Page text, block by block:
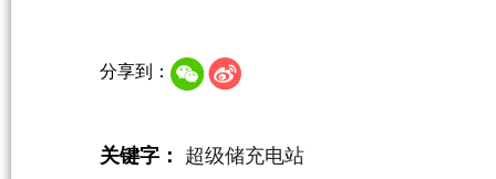
分享到：
关键字： 超级储充电站